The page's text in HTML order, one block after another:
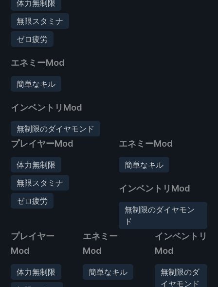
体力無制限
無限スタミナ
ゼロ疲労
エネミーMod
簡単なキル
インベントリMod
無制限のダイヤモンド
プレイヤーMod
体力無制限
無限スタミナ
ゼロ疲労
エネミーMod
簡単なキル
インベントリMod
無制限のダイヤモン
ド
プレイヤー
Mod
体力無制限
エネミー
Mod
簡単なキル
インベントリ
Mod
無制限のダ
イヤモンド